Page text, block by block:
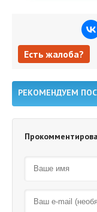
Есть жалоба?
РЕКОМЕНДУЕМ